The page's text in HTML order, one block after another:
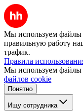
Мы используем файлы
правильную работу
трафик.
Правила
Мы используем файлы
файлов cookie
Понятно
Ищу сотрудника